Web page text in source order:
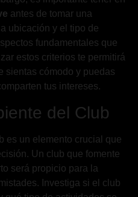
antes de tomar una
ubicación y el tipo de
fundamentales que
estos criterios te permitirá
sientas cómodo y puedas
tus intereses.
del Club
es un elemento crucial que
Un club que fomente
será propicio para la
Investiga si el club